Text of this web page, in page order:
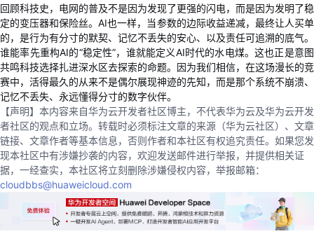
藏
回顾科技史，电网的普及不是因为发现了更强的闪电，而是因为发明了稳
定的变压器和保险丝。AI也一样，当参数的边际收益递减，最终让人买单
的，是行为有分寸的默契、记忆不丢失的安心、以及责任可追溯的底气。
谁能率先重构AI的“稳定性”，谁就能定义AI时代的水电煤。这也正是意图
共鸣科技选择扎进深水区去探索的命题。因为我们相信，在这场漫长的竞
赛中，活得最久的从来不是偶尔展现神迹的先知，而是那个系统不崩溃、
记忆不丢失、永远懂得分寸的数字伙伴。
【声明】本内容来自华为云开发者社区博主，不代表华为云及华为云开发
者社区的观点和立场。转载时必须标注文章的来源（华为云社区）、文章
链接、文章作者等基本信息，否则作者和本社区有权追究责任。如果您发
现本社区中有涉嫌抄袭的内容，欢迎发送邮件进行举报，并提供相关证
据，一经查实，本社区将立刻删除涉嫌侵权内容，举报邮箱：
cloudbbs@huaweicloud.com